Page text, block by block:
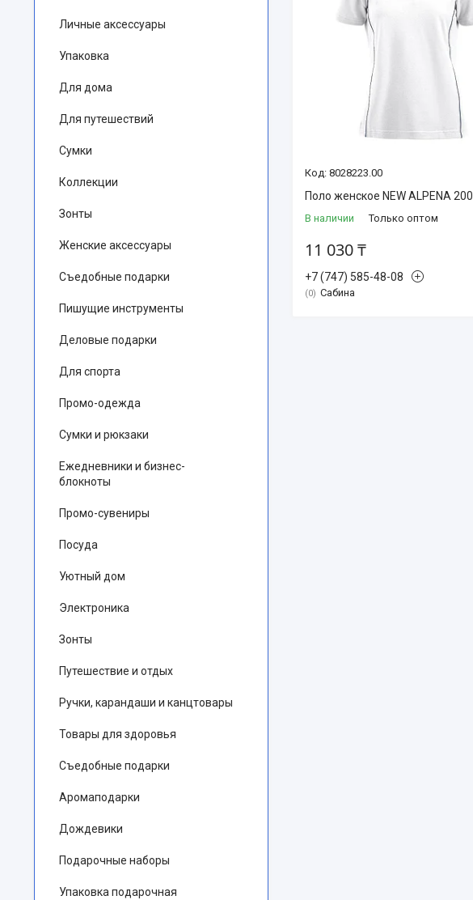
8028223.00
Поло женское NEW ALPENA 200
В наличии Только оптом
11 030 ₸
+7 (747) 585-48-08
0 Сабина
Личные аксессуары
Упаковка
Для дома
Для путешествий
Сумки
Коллекции
Зонты
Женские аксессуары
Съедобные подарки
Пишущие инструменты
Деловые подарки
Для спорта
Промо-одежда
Сумки и рюкзаки
Ежедневники и бизнес-
блокноты
Промо-сувениры
Посуда
Уютный дом
Электроника
Зонты
Путешествие и отдых
Ручки, карандаши и канцтовары
Товары для здоровья
Съедобные подарки
Аромаподарки
Дождевики
Подарочные наборы
Упаковка подарочная